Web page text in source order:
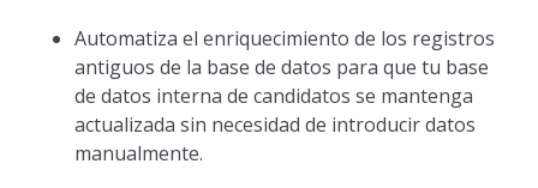
Automatiza el enriquecimiento de los registros
antiguos de la base de datos para que tu base
de datos interna de candidatos se mantenga
actualizada sin necesidad de introducir datos
manualmente.